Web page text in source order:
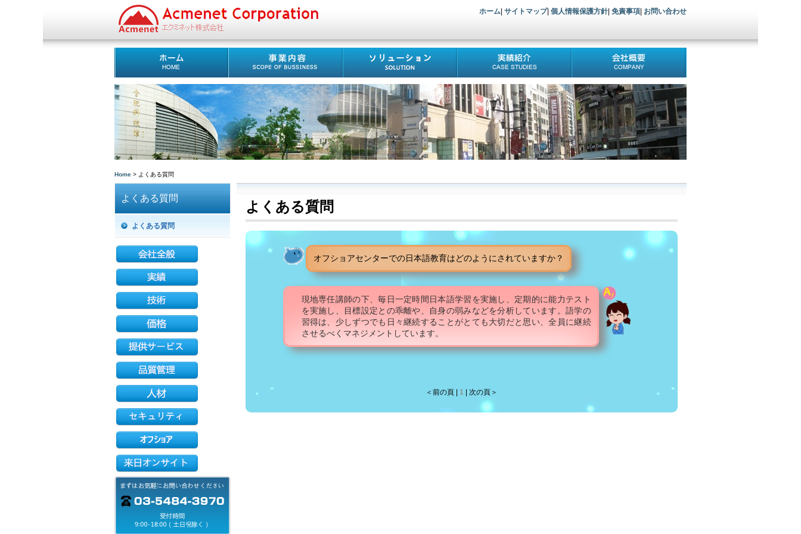
ホーム サイトマップ| 個人情報保護方針| 免責事項 お問い合わせ
Home > よくある質問
よくある質問
オフショアセンターでの日本語教育はどのようにされていますか？
現地専任講師の下、毎日一定時間日本語学習を実施し、定期的に能力テスト
を実施し、目標設定との乖離や、自身の弱みなどを分析しています。語学の
習得は、少しずつでも日々継続することがとても大切だと思い、全員に継続
させるべくマネジメントしています。
＜前の頁 1 | 次の頁＞
よくある質問
よくある質問